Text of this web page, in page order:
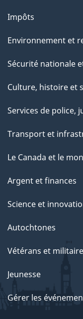
Impôts
Environnement et
Sécurité nationale
Culture, histoire et
Services de police,
Transport et
Le Canada et le
Argent et finances
Science et
Autochtones
Vétérans et
Jeunesse
Gérer les